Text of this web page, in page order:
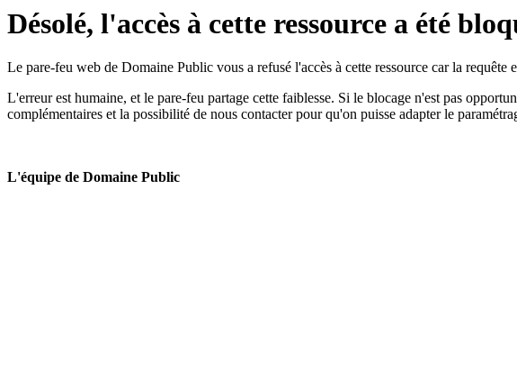
Désolé, l'accès à cette ressource a été
Le pare-feu web de Domaine Public vous a refusé l'accès à cette ressource car la requête
L'erreur est humaine, et le pare-feu partage cette faiblesse. Si le blocage n'est pas
complémentaires et la possibilité de nous contacter pour qu'on puisse adapter le
L'équipe de Domaine Public